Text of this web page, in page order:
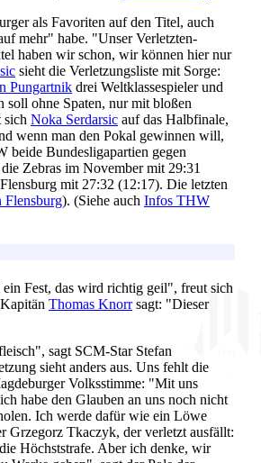
als Favoriten auf den Titel, auch
mehr" habe. "Unser Verletzten-
haben wir schon, wir können hier nur
sieht die Verletzungsliste mit Sorge:
Pungartnik drei Weltklassespieler und
soll ohne Spaten, nur mit bloßen
sich Noka Serdarsic auf das Halbfinale,
wenn man den Pokal gewinnen will,
beide Bundesligapartien gegen
Zebras im November mit 29:31
mit 27:32 (12:17). Die letzten
Flensburg). (Siehe auch Infos THW
Fest, das wird richtig geil", freut sich
Thomas Knorrsagt: "Dieser
sagt SCM-Star Stefan
sieht anders aus. Uns fehlt die
Volksstimme: "Mit uns
habe den Glauben an uns noch nicht
Ich werde dafür wie ein Löwe
Grzegorz Tkaczyk, der verletzt ausfällt:
Höchststrafe. Aber ich denke, wir